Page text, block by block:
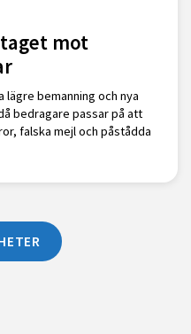
mot
bemanning och nya
bedragare passar på att
falska mejl och påstådda